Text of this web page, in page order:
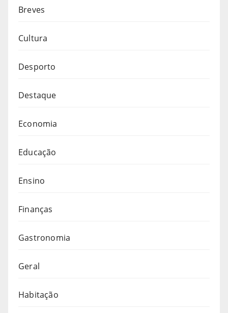
Breves
Cultura
Desporto
Destaque
Economia
Educação
Ensino
Finanças
Gastronomia
Geral
Habitação